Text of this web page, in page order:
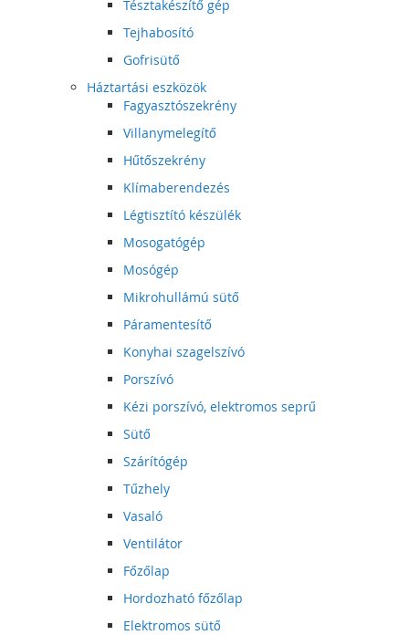
Tésztakészítő gép
Tejhabosító
Gofrisütő
Háztartási eszközök
Fagyasztószekrény
Villanymelegítő
Hűtőszekrény
Klímaberendezés
Légtisztító készülék
Mosogatógép
Mosógép
Mikrohullámú sütő
Páramentesítő
Konyhai szagelszívó
Porszívó
Kézi porszívó, elektromos seprű
Sütő
Szárítógép
Tűzhely
Vasaló
Ventilátor
Főzőlap
Hordozható főzőlap
Elektromos sütő